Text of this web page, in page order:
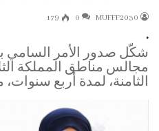
MUFFF2030
0
179
.
شكّل صدور الأمر السامي
مجالس مناطق المملكة
الثامنة، لمدة أربع